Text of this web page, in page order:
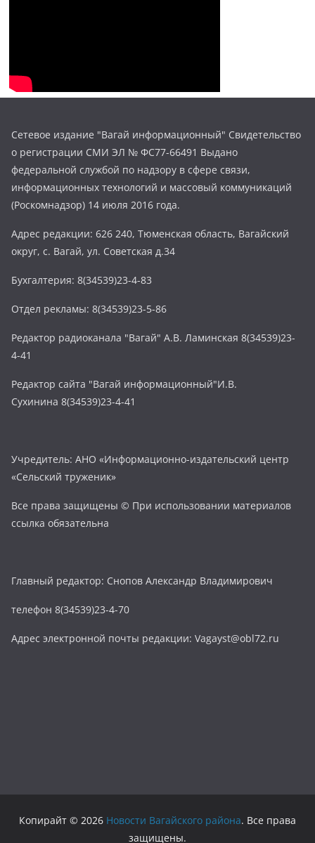
Сетевое издание "Вагай информационный" Свидетельство
о регистрации СМИ ЭЛ № ФС77-66491 Выдано
федеральной службой по надзору в сфере связи,
информационных технологий и массовый коммуникаций
(Роскомнадзор) 14 июля 2016 года.
Адрес редакции: 626 240, Тюменская область, Вагайский
округ, с. Вагай, ул. Советская д.34
Бухгалтерия: 8(34539)23-4-83
Отдел рекламы: 8(34539)23-5-86
Редактор радиоканала "Вагай" А.В. Ламинская 8(34539)23-
4-41
Редактор сайта "Вагай информационный"И.В.
Сухинина 8(34539)23-4-41
Учредитель: АНО «Информационно-издательский центр
«Сельский труженик»
Все права защищены © При использовании материалов
ссылка обязательна
Главный редактор: Снопов Александр Владимирович
телефон 8(34539)23-4-70
Адрес электронной почты редакции: Vagayst@obl72.ru
Копирайт © 2026 Новости Вагайского района. Все права
защищены.